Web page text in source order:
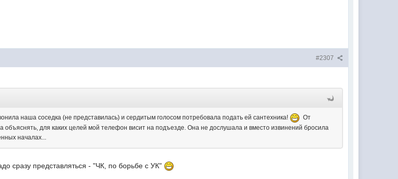
#2307
наша соседка (не представилась) и сердитым голосом потребовала подать ей сантехника!
От
объяснять, для каких целей мой телефон висит на подъезде. Она не дослушала и вместо извинений бросила
началах...
сразу представляться - "ЧК, по борьбе с УК"